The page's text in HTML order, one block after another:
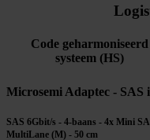
Code geharmoniseerd
systeem (HS)
Microsemi Adaptec - SAS
SAS 6Gbit/s - 4-baans - 4x Mini
MultiLane (M) - 50 cm